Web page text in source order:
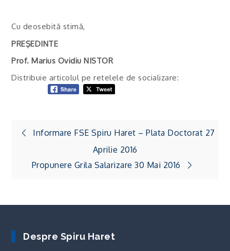
Cu deosebită stimă,
PREŞEDINTE
Prof. Marius Ovidiu NISTOR
Distribuie articolul pe retelele de socializare:
Navigare
articole
Informare FSE Spiru Haret – Plata Doctorat 27
Aprilie 2016
Propunere Grila Salarizare 30 Mai 2016
Despre Spiru Haret